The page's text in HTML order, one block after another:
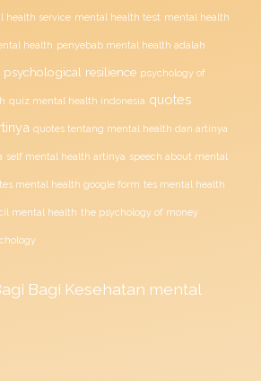
health service mental health test mental health
health penyebab mental health adalah
psychological resilience psychology of
quiz mental health indonesia quotes
quotes tentang mental health dan artinya
self mental health artinya speech about mental
tes mental health google form tes mental health
mental health the psychology of money
Bagi Kesehatan mental